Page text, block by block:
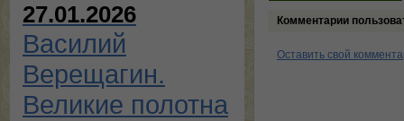
27.01.2026
Василий
Верещагин.
Великие полотна
Комментарии
Оставить свой